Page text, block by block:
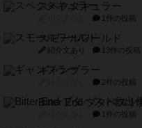
スペクタキュラー
1件の投稿
スモールワールド
紹介文あり 13件の投稿
ギャンブラー
2件の投稿
Bitter End ブタペスト
1件の投稿